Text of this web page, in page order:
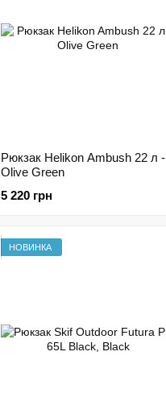
Рюкзак Helikon Ambush 22 л -
Olive Green
5 220 грн
НОВИНКА